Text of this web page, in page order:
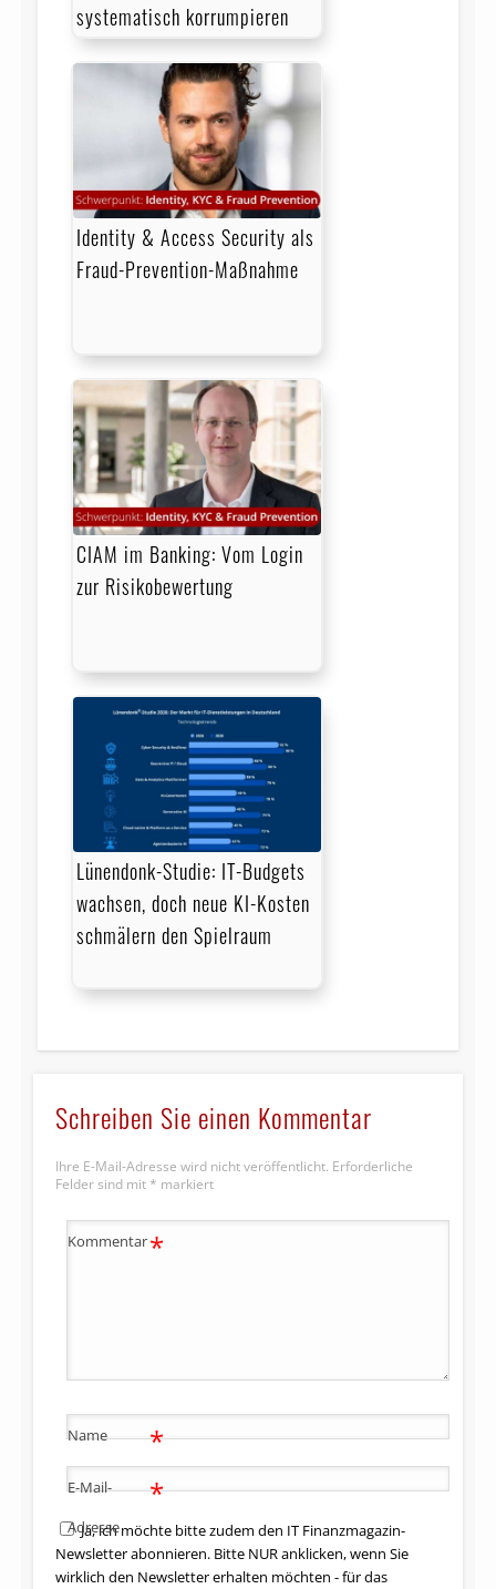
systematisch korrumpieren
Identity & Access Security als
Fraud-Prevention-Maßnahme
CIAM im Banking: Vom Login
zur Risikobewertung
Lünendonk-Studie: IT-Budgets
wachsen, doch neue KI-Kosten
schmälern den Spielraum
Schreiben Sie einen Kommentar
Ihre E-Mail-Adresse wird nicht veröffentlicht. Erforderliche
Felder sind mit * markiert
Kommentar*
Name *
E-Mail-
Adresse
*
Ja, ich möchte bitte zudem den IT Finanzmagazin-
Newsletter abonnieren. Bitte NUR anklicken, wenn Sie
wirklich den Newsletter erhalten möchten - für das